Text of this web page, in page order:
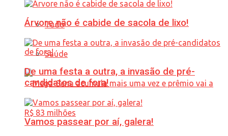
Tudo
Saúde
Árvore não é cabide de sacola de lixo!
De uma festa a outra, a invasão de pré-
candidatos de fora!
Vamos passear por aí, galera!